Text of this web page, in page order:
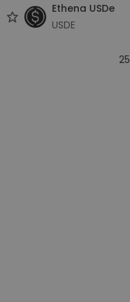
Ethena USDe
USDE
25